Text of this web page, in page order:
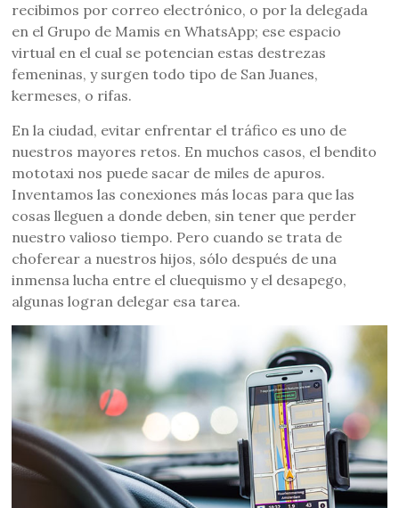
recibimos por correo electrónico, o por la delegada
en el Grupo de Mamis en WhatsApp; ese espacio
virtual en el cual se potencian estas destrezas
femeninas, y surgen todo tipo de San Juanes,
kermeses, o rifas.
En la ciudad, evitar enfrentar el tráfico es uno de
nuestros mayores retos. En muchos casos, el bendito
mototaxi nos puede sacar de miles de apuros.
Inventamos las conexiones más locas para que las
cosas lleguen a donde deben, sin tener que perder
nuestro valioso tiempo. Pero cuando se trata de
choferear a nuestros hijos, sólo después de una
inmensa lucha entre el cluequismo y el desapego,
algunas logran delegar esa tarea.